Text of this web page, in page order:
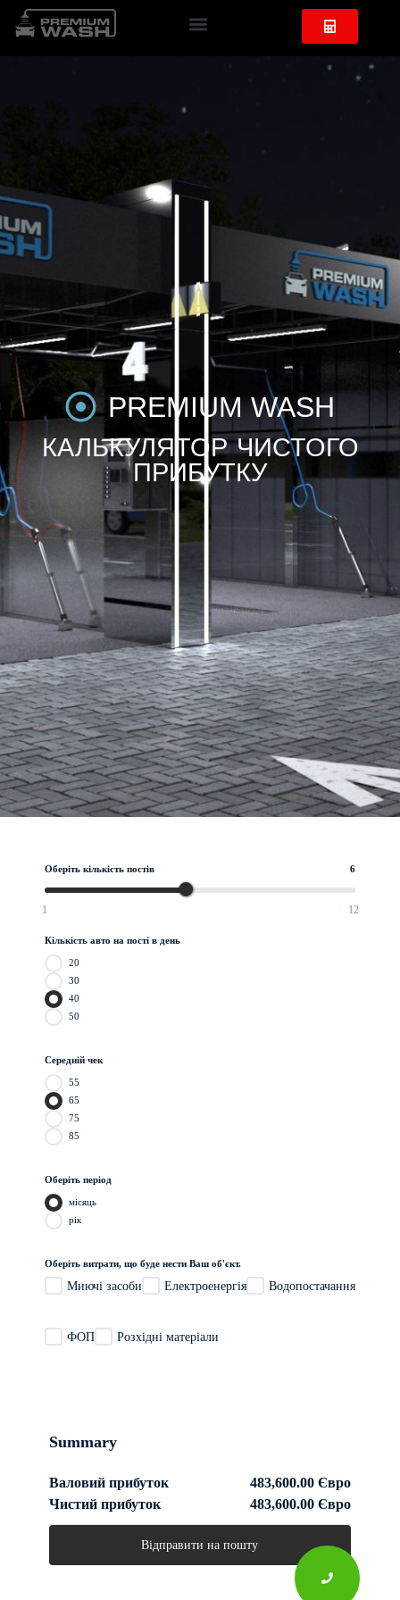
PREMIUM WASH
КАЛЬКУЛЯТОР ЧИСТОГО
ПРИБУТКУ
Оберіть кількість постів 6
1 12
Кількість авто на пості в день
20
30
40
50
Середній чек
55
65
75
85
Оберіть період
місяць
рік
Оберіть витрати, що буде нести Ваш об'єкт.
Миючі засоби Електроенергія Водопостачання
ФОП Розхідні матеріали
Summary
Валовий прибуток
483,600.00 Євро
Чистий прибуток
483,600.00 Євро
Відправити на пошту